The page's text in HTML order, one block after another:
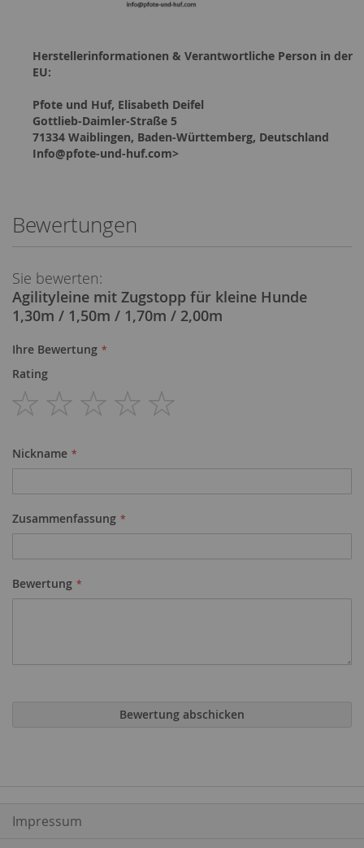
Herstellerinformationen & Verantwortliche Person in der
EU:
Pfote und Huf, Elisabeth Deifel
Gottlieb-Daimler-Straße 5
71334 Waiblingen, Baden-Württemberg, Deutschland
Info@pfote-und-huf.com>
Bewertungen
Sie bewerten:
Agilityleine mit Zugstopp für kleine Hunde
1,30m / 1,50m / 1,70m / 2,00m
Ihre Bewertung
Rating
Nickname
Zusammenfassung
Bewertung
Bewertung abschicken
Impressum